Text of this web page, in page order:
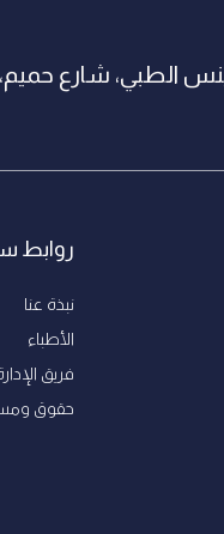
الطبي، شارع
روابط
نبذة عنا
الأطباء
فريق
ﺣﻘﻮق